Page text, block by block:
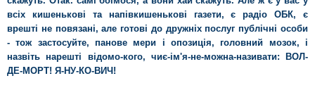
всіх кишенькові та напівкишенькові газети, є радіо ОБК, є
врешті не повязані, але готові до дружніх послуг публічні особи
- тож застосуйте, панове мери і опозиція, головний мозок, і
назвіть нарешті відомо-кого, чиє-ім'я-не-можна-називати: ВОЛ-
ДЕ-МОРТ! Я-НУ-КО-ВИЧ!